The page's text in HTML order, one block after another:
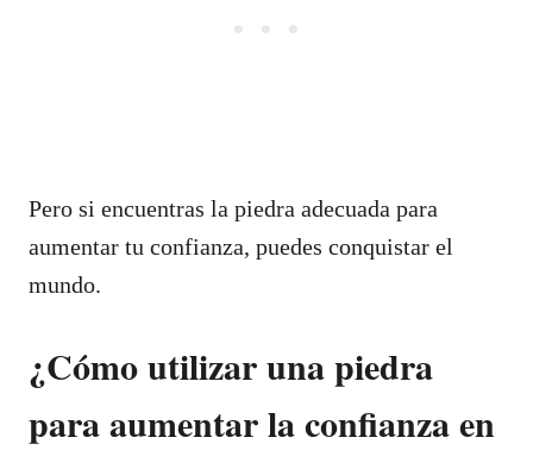
Pero si encuentras la piedra adecuada para
aumentar tu confianza, puedes conquistar el
mundo.
¿Cómo utilizar una piedra
para aumentar la confianza en